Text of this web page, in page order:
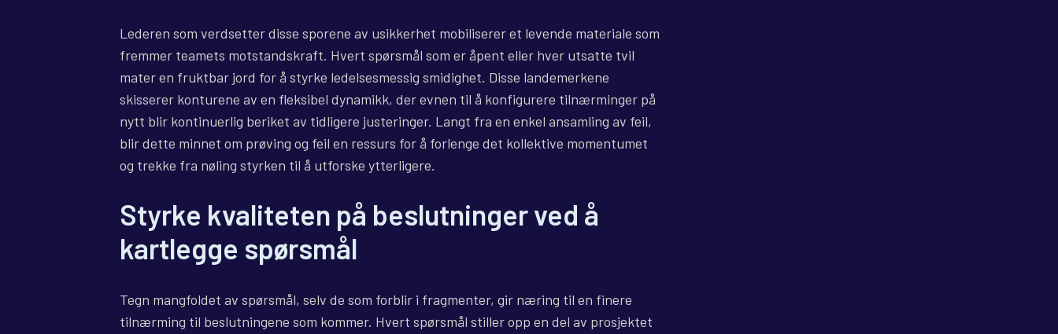
Lederen som verdsetter disse sporene av usikkerhet mobiliserer et levende materiale som
fremmer teamets motstandskraft. Hvert spørsmål som er åpent eller hver utsatte tvil
mater en fruktbar jord for å styrke ledelsesmessig smidighet. Disse landemerkene
skisserer konturene av en fleksibel dynamikk, der evnen til å konfigurere tilnærminger på
nytt blir kontinuerlig beriket av tidligere justeringer. Langt fra en enkel ansamling av feil,
blir dette minnet om prøving og feil en ressurs for å forlenge det kollektive momentumet
og trekke fra nøling styrken til å utforske ytterligere.
Styrke kvaliteten på beslutninger ved å
kartlegge spørsmål
Tegn mangfoldet av spørsmål, selv de som forblir i fragmenter, gir næring til en finere
tilnærming til beslutningene som kommer. Hvert spørsmål stiller opp en del av prosjektet